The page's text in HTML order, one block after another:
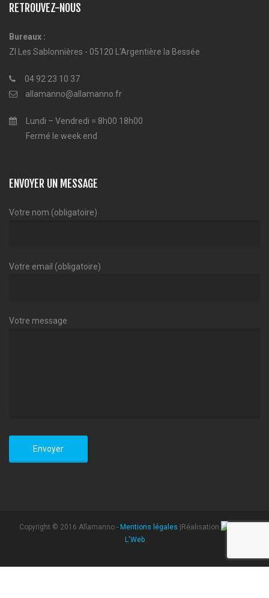
RETROUVEZ-NOUS
Bureaux :
ZI Les Sablonnières - 05120 L'Argentière la Bessée
04 92 23 10 37
allamanno@allamanno.fr
Lundi – Vendredi = 8h00 18h00
Fermé le week end
ENVOYER UN MESSAGE
Votre nom (obligatoire)
Votre email (obligatoire)
Votre message
Copyright © 2016 Allamanno - Mentions légales |Réalisation
L'Web